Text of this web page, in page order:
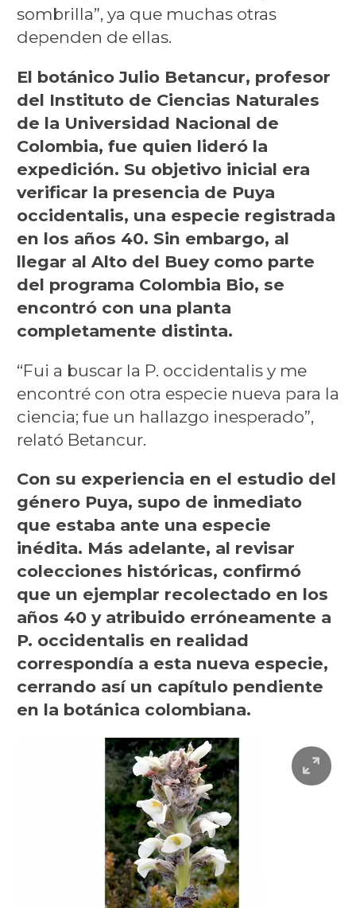
sombrilla”, ya que muchas otras
dependen de ellas.
El botánico Julio Betancur, profesor
del Instituto de Ciencias Naturales
de la Universidad Nacional de
Colombia, fue quien lideró la
expedición. Su objetivo inicial era
verificar la presencia de Puya
occidentalis, una especie registrada
en los años 40. Sin embargo, al
llegar al Alto del Buey como parte
del programa Colombia Bio, se
encontró con una planta
completamente distinta.
“Fui a buscar la P. occidentalis y me
encontré con otra especie nueva para la
ciencia; fue un hallazgo inesperado”,
relató Betancur.
Con su experiencia en el estudio del
género Puya, supo de inmediato
que estaba ante una especie
inédita. Más adelante, al revisar
colecciones históricas, confirmó
que un ejemplar recolectado en los
años 40 y atribuido erróneamente a
P. occidentalis en realidad
correspondía a esta nueva especie,
cerrando así un capítulo pendiente
en la botánica colombiana.